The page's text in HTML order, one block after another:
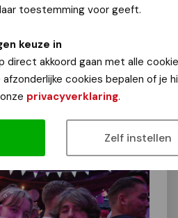
toestemming voor geeft.
keuze in
direct akkoord gaan met alle
cookies bepalen of je
privacyverklaring.
Zelf instellen